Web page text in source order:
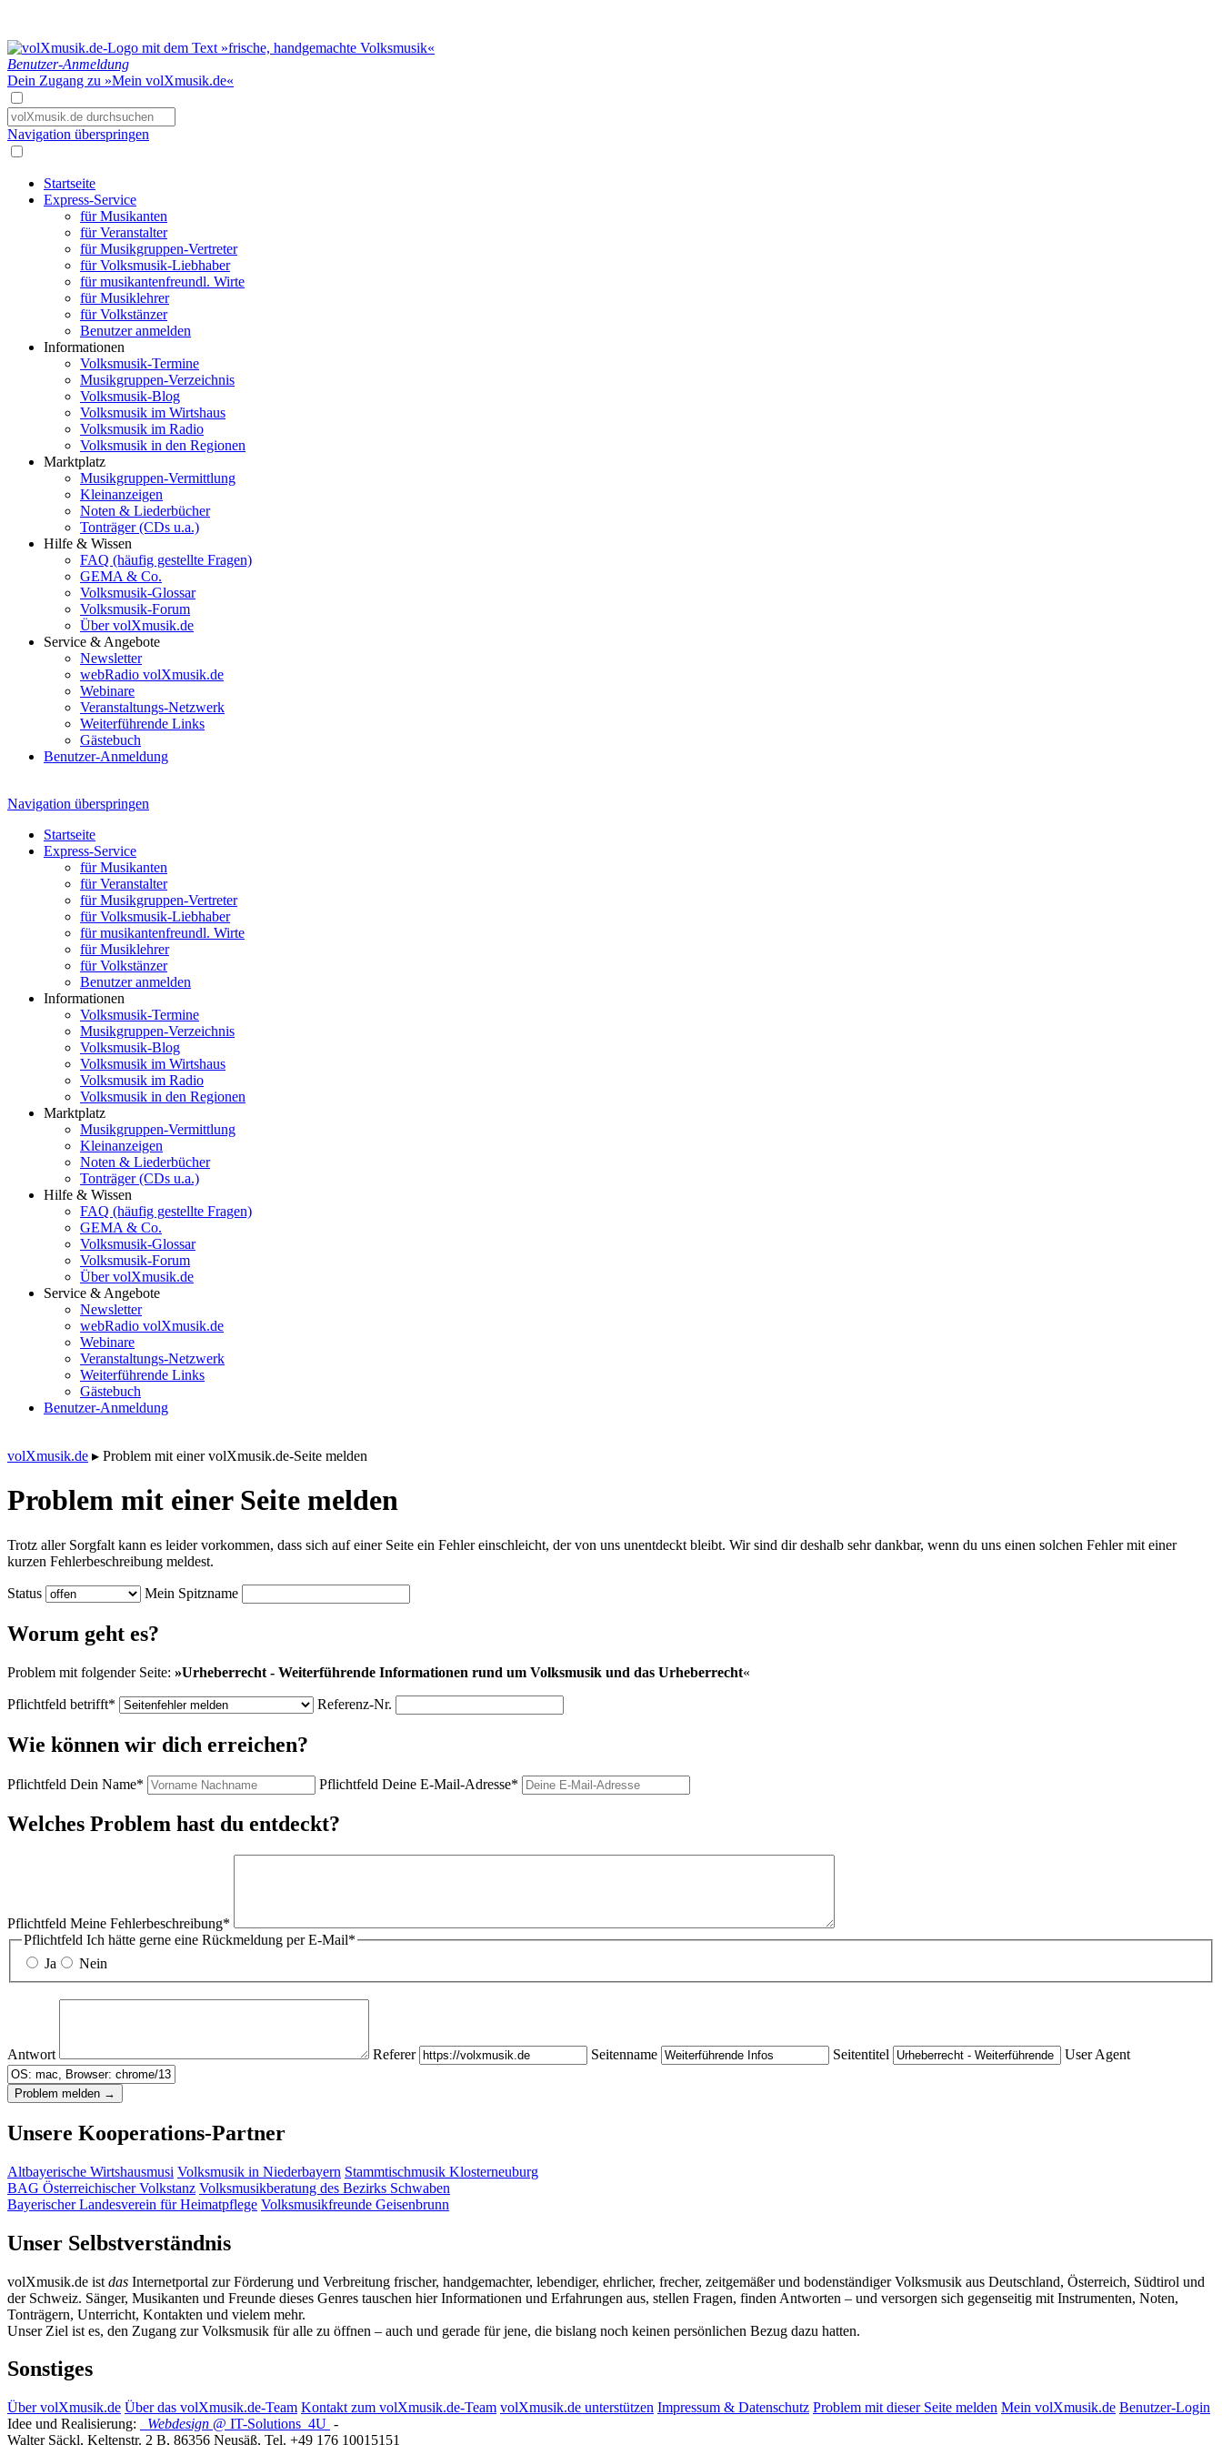
Benutzer-Anmeldung
Dein Zugang zu »Mein volXmusik.de«
Navigation überspringen
Startseite
Express-Service
für Musikanten
für Veranstalter
für Musikgruppen-Vertreter
für Volksmusik-Liebhaber
für musikantenfreundl. Wirte
für Musiklehrer
für Volkstänzer
Benutzer anmelden
Informationen
Volksmusik-Termine
Musikgruppen-Verzeichnis
Volksmusik-Blog
Volksmusik im Wirtshaus
Volksmusik im Radio
Volksmusik in den Regionen
Marktplatz
Musikgruppen-Vermittlung
Kleinanzeigen
Noten & Liederbücher
Tonträger (CDs u.a.)
Hilfe & Wissen
FAQ (häufig gestellte Fragen)
GEMA & Co.
Volksmusik-Glossar
Volksmusik-Forum
Über volXmusik.de
Service & Angebote
Newsletter
webRadio volXmusik.de
Webinare
Veranstaltungs-Netzwerk
Weiterführende Links
Gästebuch
Benutzer-Anmeldung
Navigation überspringen
Startseite
Express-Service
für Musikanten
für Veranstalter
für Musikgruppen-Vertreter
für Volksmusik-Liebhaber
für musikantenfreundl. Wirte
für Musiklehrer
für Volkstänzer
Benutzer anmelden
Informationen
Volksmusik-Termine
Musikgruppen-Verzeichnis
Volksmusik-Blog
Volksmusik im Wirtshaus
Volksmusik im Radio
Volksmusik in den Regionen
Marktplatz
Musikgruppen-Vermittlung
Kleinanzeigen
Noten & Liederbücher
Tonträger (CDs u.a.)
Hilfe & Wissen
FAQ (häufig gestellte Fragen)
GEMA & Co.
Volksmusik-Glossar
Volksmusik-Forum
Über volXmusik.de
Service & Angebote
Newsletter
webRadio volXmusik.de
Webinare
Veranstaltungs-Netzwerk
Weiterführende Links
Gästebuch
Benutzer-Anmeldung
volXmusik.de ▸ Problem mit einer volXmusik.de-Seite melden
Problem mit einer Seite melden
Trotz aller Sorgfalt kann es leider vorkommen, dass sich auf einer Seite ein Fehler einschleicht, der von uns unentdeckt bleibt. Wir sind dir deshalb sehr dankbar, wenn du uns einen solchen Fehler mit einer
kurzen Fehlerbeschreibung meldest.
Status Mein Spitzname
Worum geht es?
Problem mit folgender Seite: »Urheberrecht - Weiterführende Informationen rund um Volksmusik und das Urheberrecht«
Pflichtfeld betrifft* Referenz-Nr.
Wie können wir dich erreichen?
Pflichtfeld Dein Name* Pflichtfeld Deine E-Mail-Adresse*
Welches Problem hast du entdeckt?
Pflichtfeld Meine Fehlerbeschreibung*
Pflichtfeld Ich hätte gerne eine Rückmeldung per E-Mail*
Ja
Nein
Antwort Referer Seitenname Seitentitel User Agent
Unsere Kooperations-Partner
Altbayerische Wirtshausmusi Volksmusik in Niederbayern Stammtischmusik Klosterneuburg
BAG Österreichischer Volkstanz Volksmusikberatung des Bezirks Schwaben
Bayerischer Landesverein für Heimatpflege Volksmusikfreunde Geisenbrunn
Unser Selbstverständnis
volXmusik.de ist das Internetportal zur Förderung und Verbreitung frischer, handgemachter, lebendiger, ehrlicher, frecher, zeitgemäßer und bodenständiger Volksmusik aus Deutschland, Österreich, Südtirol und
der Schweiz. Sänger, Musikanten und Freunde dieses Genres tauschen hier Informationen und Erfahrungen aus, stellen Fragen, finden Antworten – und versorgen sich gegenseitig mit Instrumenten, Noten,
Tonträgern, Unterricht, Kontakten und vielem mehr.
Unser Ziel ist es, den Zugang zur Volksmusik für alle zu öffnen – auch und gerade für jene, die bislang noch keinen persönlichen Bezug dazu hatten.
Sonstiges
Über volXmusik.de Über das volXmusik.de-Team Kontakt zum volXmusik.de-Team volXmusik.de unterstützen Impressum & Datenschutz Problem mit dieser Seite melden Mein volXmusik.de Benutzer-Login
Idee und Realisierung:
Webdesign @ IT-Solutions 4U -
Walter Säckl, Keltenstr. 2 B, 86356 Neusäß, Tel. +49 176 10015151